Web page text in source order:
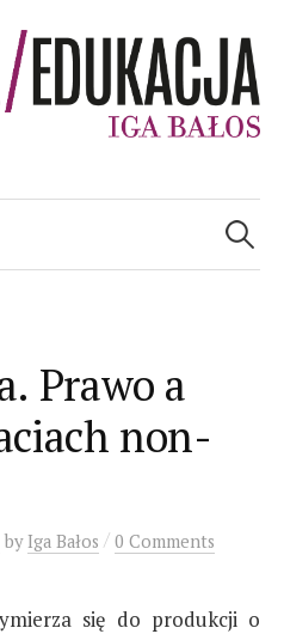
Szukaj:
Prawo a
non-
byIga Bałos / 0 Comments
się do produkcji o